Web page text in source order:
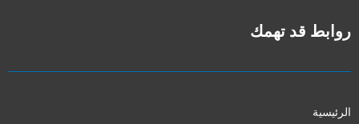
روابط قد تهمك
الرئيسية